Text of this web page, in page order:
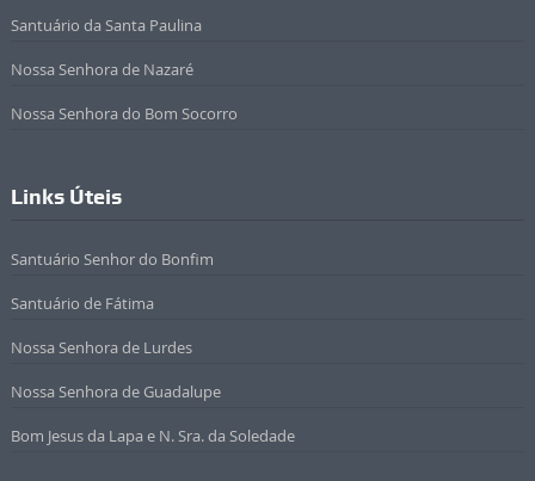
Santuário da Santa Paulina
Nossa Senhora de Nazaré
Nossa Senhora do Bom Socorro
Links Úteis
Santuário Senhor do Bonfim
Santuário de Fátima
Nossa Senhora de Lurdes
Nossa Senhora de Guadalupe
Bom Jesus da Lapa e N. Sra. da Soledade